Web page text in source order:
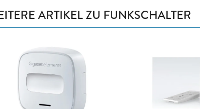
ARTIKEL ZU FUNKSCHALTER